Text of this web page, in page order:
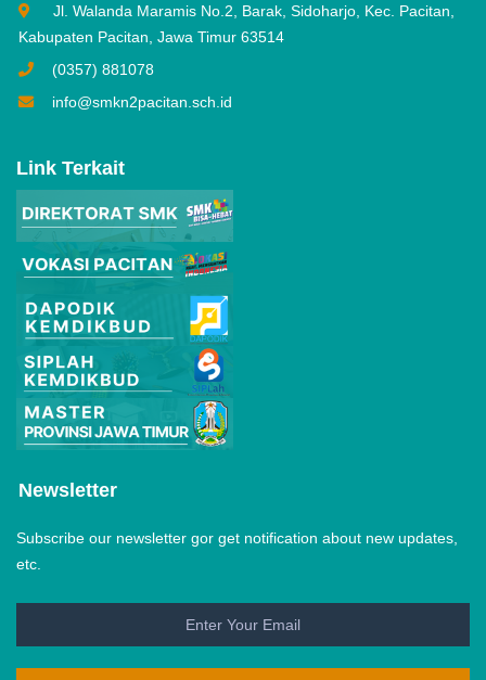
Jl. Walanda Maramis No.2, Barak, Sidoharjo, Kec. Pacitan,
Kabupaten Pacitan, Jawa Timur 63514
(0357) 881078
info@smkn2pacitan.sch.id
Link Terkait
Newsletter
Subscribe our newsletter gor get notification about new updates,
etc.